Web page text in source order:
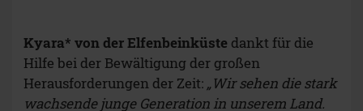
Kyara* von der Elfenbeinküste dankt für die
Hilfe bei der Bewältigung der großen
Herausforderungen der Zeit: „Wir sehen die stark
wachsende junge Generation in unserem Land.